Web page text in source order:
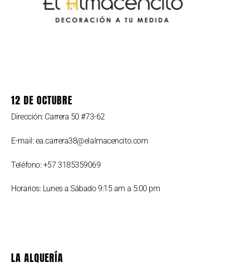
12 DE OCTUBRE
Dirección: Carrera 50 #73-62
E-mail: ea.carrera38@elalmacencito.com
Teléfono: +57 3185359069
Horarios: Lunes a Sábado 9:15 am a 5:00 pm
LA ALQUERÍA